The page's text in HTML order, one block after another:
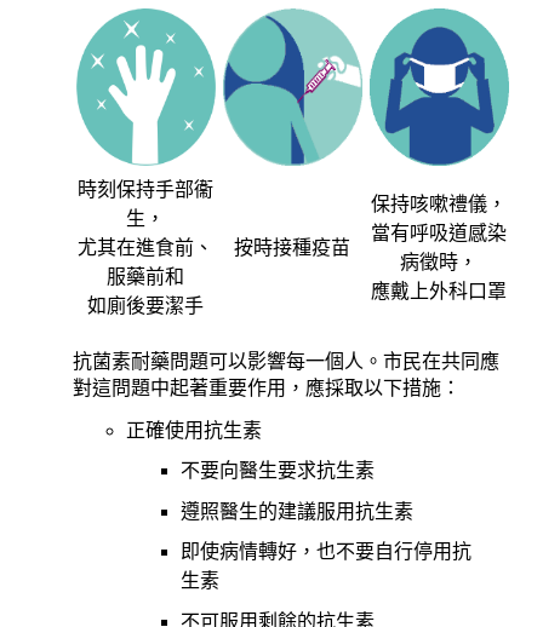
時刻保持手部衞
生，
尤其在進食前、
服藥前和
如廁後要潔手
按時接種疫苗
保持咳嗽禮儀，
當有呼吸道感染
病徵時，
應戴上外科口罩
抗菌素耐藥問題可以影響每一個人。市民在共同應
對這問題中起著重要作用，應採取以下措施：
正確使用抗生素
不要向醫生要求抗生素
遵照醫生的建議服用抗生素
即使病情轉好，也不要自行停用抗
生素
不可服用剩餘的抗生素